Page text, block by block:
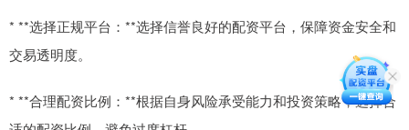
* **选择正规平台：**选择信誉良好的配资平台，保障资金安全和
交易透明度。
* **合理配资比例：**根据自身风险承受能力和投资策略，选择合